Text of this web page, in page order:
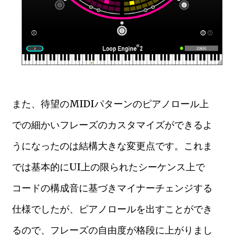
また、待望のMIDIパターンのピアノロール上
での細かいフレーズのカスタマイズができるよ
うになったのは結構大きな変更点です。これま
では基本的にUI上の限られたシーケンス上で
コードの構成音に基づきマイナーチェンジする
仕様でしたが、ピアノロールを出すことができ
るので、フレーズの自由度が格段に上がりまし